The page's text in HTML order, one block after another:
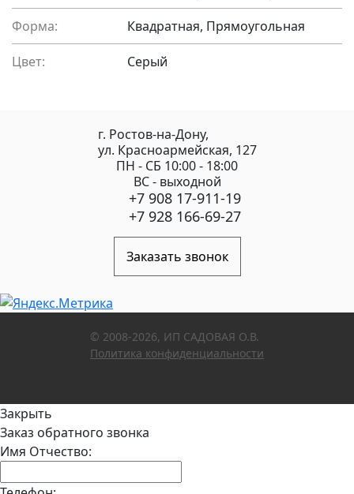
Форма: Квадратная, Прямоугольная
Цвет: Серый
г. Ростов-на-Дону,
ул. Красноармейская, 127
ПН - СБ 10:00 - 18:00
ВС - выходной
+7 908 17-911-19
+7 928 166-69-27
Заказать звонок
© 2008-2026, ИП САДОВАЯ О.В.
Политика конфиденциальности
Закрыть
Заказ обратного звонка
Имя Отчество: